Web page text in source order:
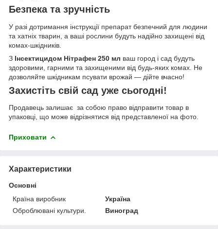
Безпека та зручність
У разі дотримання інструкції препарат безпечний для людини
та хатніх тварин, а ваші рослини будуть надійно захищені від
комах-шкідників.
З Інсектицидом Нітрафен 250 мл ваш город і сад будуть
здоровими, гарними та захищеними від будь-яких комах. Не
дозволяйте шкідникам псувати врожай — дійте вчасно!
Захистіть свій сад уже сьогодні!
Продавець залишає за собою право відправити товар в
упаковці, що може відрізнятися від представленої на фото.
Приховати
Характеристики
Основні
Країна виробник
Україна
Оброблювані культури.
Виноград